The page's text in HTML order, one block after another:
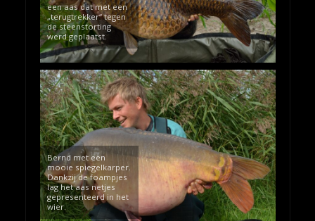
een aas dat met een
„terugtrekker“ tegen
de steenstorting
werd geplaatst.
Bernd met een
mooie spiegelkarper.
Dankzij de foampjes
lag het aas netjes
gepresenteerd in het
wier.